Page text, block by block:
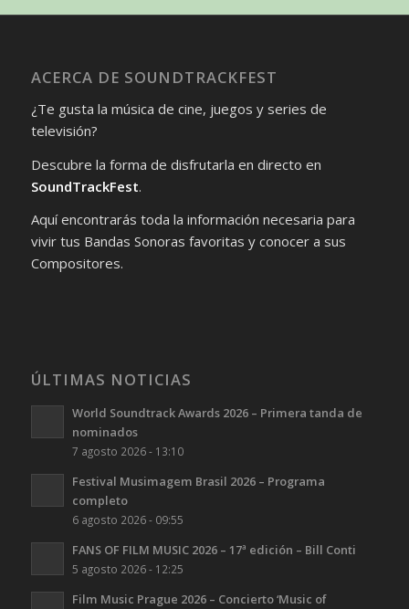
ACERCA DE SOUNDTRACKFEST
¿Te gusta la música de cine, juegos y series de
televisión?
Descubre la forma de disfrutarla en directo en
SoundTrackFest.
Aquí encontrarás toda la información necesaria para
vivir tus Bandas Sonoras favoritas y conocer a sus
Compositores.
ÚLTIMAS NOTICIAS
World Soundtrack Awards 2026 – Primera tanda de
nominados
7 agosto 2026 - 13:10
Festival Musimagem Brasil 2026 – Programa
completo
6 agosto 2026 - 09:55
FANS OF FILM MUSIC 2026 – 17ª edición – Bill Conti
5 agosto 2026 - 12:25
Film Music Prague 2026 – Concierto ‘Music of